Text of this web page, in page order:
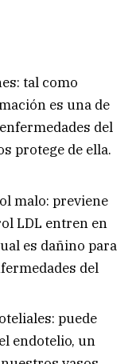
tal como
es una de
del
protege de ella.
malo: previene
LDL entren en
es dañino para
del
puede
endotelio, un